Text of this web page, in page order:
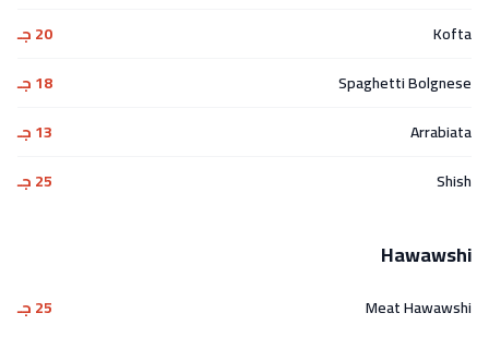
Kofta
20 جـ
Spaghetti Bolgnese
18 جـ
Arrabiata
13 جـ
Shish
25 جـ
Hawawshi
Meat Hawawshi 25 جـ